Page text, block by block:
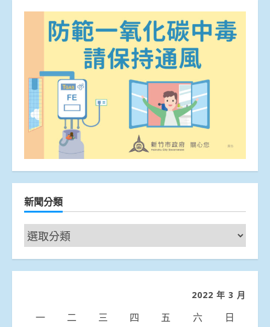
新聞分類
新
聞
分
2022 年 3 月
一 二 三 四 五 六 日